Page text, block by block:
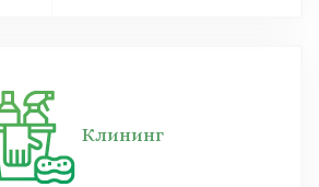
Клининг